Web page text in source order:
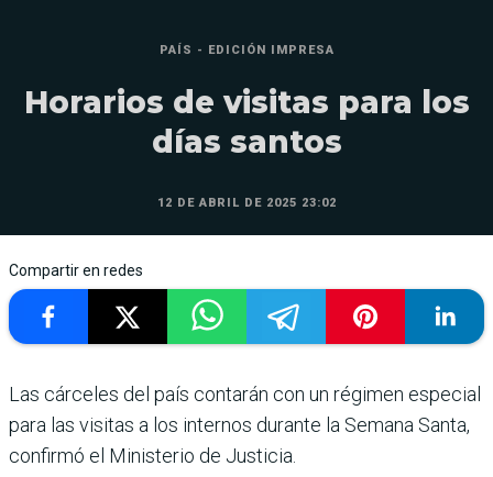
PAÍS - EDICIÓN IMPRESA
Horarios de visitas para los
días santos
12 DE ABRIL DE 2025 23:02
Compartir en redes
Las cárceles del país contarán con un régimen especial
para las visitas a los internos durante la Semana Santa,
confirmó el Ministerio de Justicia.